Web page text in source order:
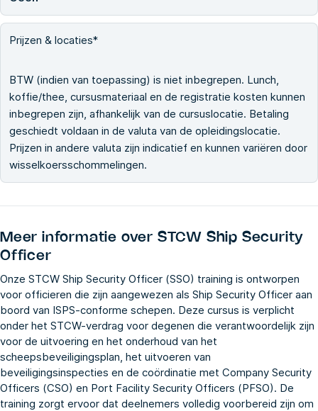
Prijzen & locaties*
BTW (indien van toepassing) is niet inbegrepen. Lunch,
koffie/thee, cursusmateriaal en de registratie kosten kunnen
inbegrepen zijn, afhankelijk van de cursuslocatie. Betaling
geschiedt voldaan in de valuta van de opleidingslocatie.
Prijzen in andere valuta zijn indicatief en kunnen variëren door
wisselkoersschommelingen.
Meer informatie over STCW Ship Security
Officer
Onze STCW Ship Security Officer (SSO) training is ontworpen
voor officieren die zijn aangewezen als Ship Security Officer aan
boord van ISPS-conforme schepen. Deze cursus is verplicht
onder het STCW-verdrag voor degenen die verantwoordelijk zijn
voor de uitvoering en het onderhoud van het
scheepsbeveiligingsplan, het uitvoeren van
beveiligingsinspecties en de coördinatie met Company Security
Officers (CSO) en Port Facility Security Officers (PFSO). De
training zorgt ervoor dat deelnemers volledig voorbereid zijn om